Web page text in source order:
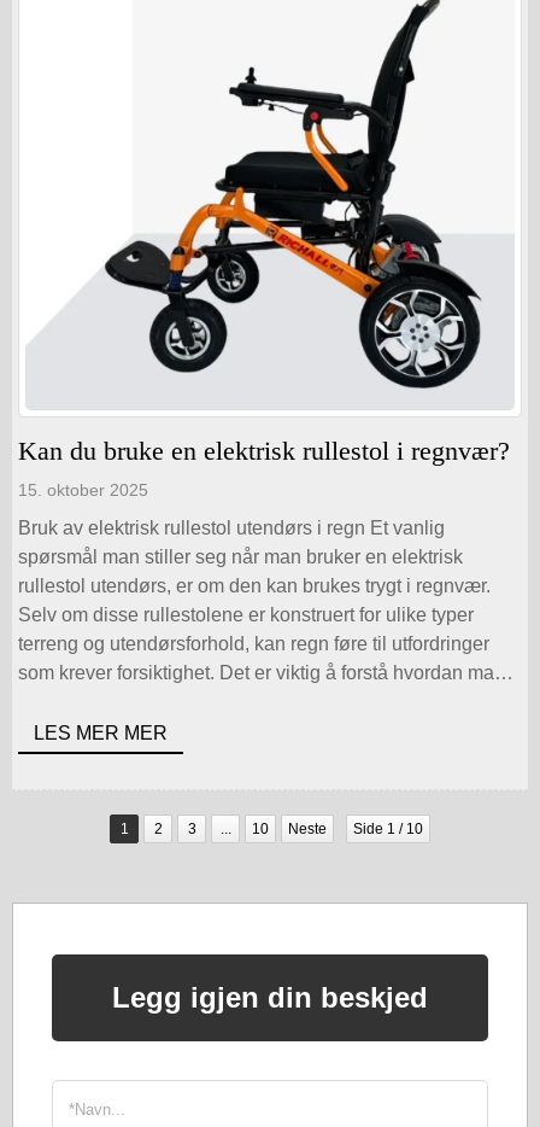
Kan du bruke en elektrisk rullestol i regnvær?
15. oktober 2025
Bruk av elektrisk rullestol utendørs i regn Et vanlig
spørsmål man stiller seg når man bruker en elektrisk
rullestol utendørs, er om den kan brukes trygt i regnvær.
Selv om disse rullestolene er konstruert for ulike typer
terreng og utendørsforhold, kan regn føre til utfordringer
som krever forsiktighet. Det er viktig å forstå hvordan man
LES MER MER
1 2 3 10 Neste Side 1 / 10
Legg igjen din beskjed